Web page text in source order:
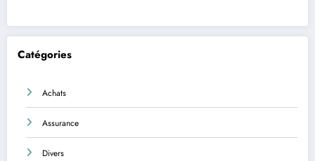
Catégories
Achats
Assurance
Divers